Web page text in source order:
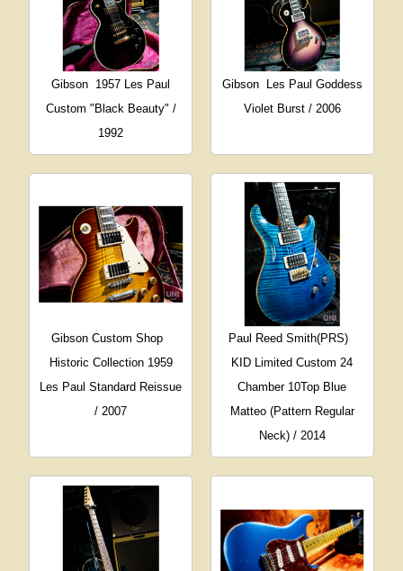
Gibson 1957 Les Paul
Custom "Black Beauty" /
1992
Gibson
Les Paul Goddess
Violet Burst / 2006
Gibson Custom Shop
Historic Collection 1959
Les Paul Standard Reissue
/ 2007
Paul Reed Smith(PRS)
KID Limited Custom 24
Chamber 10Top Blue
Matteo (Pattern Regular
Neck) / 2014